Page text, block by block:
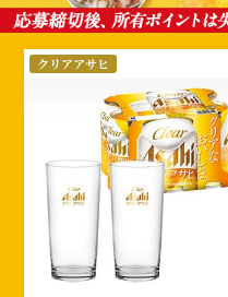
選
択クリアアサヒ